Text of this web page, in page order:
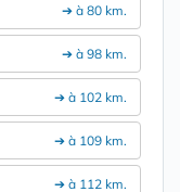
➔ à 80 km.
➔ à 98 km.
➔ à 102 km.
➔ à 109 km.
➔ à 112 km.